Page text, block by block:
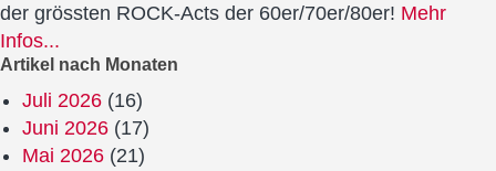
der grössten ROCK-Acts der 60er/70er/80er! Mehr
Infos...
Artikel nach Monaten
Juli 2026 (16)
Juni 2026 (17)
Mai 2026 (21)